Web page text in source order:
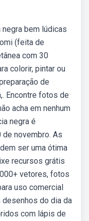
bem lúdicas
(feita de
com 30
colorir, pintar ou
de
Encontre fotos de
acha em nenhum
negra é
de novembro. As
ser uma ótima
recursos grátis
vetores, fotos
uso comercial
desenhos do dia da
com lápis de